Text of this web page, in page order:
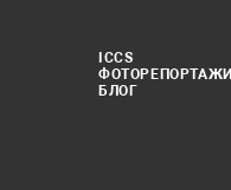
ICCS
ФОТОРЕПОРТАЖИ
БЛОГ